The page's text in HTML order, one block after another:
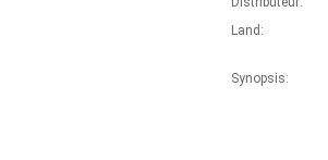
Land:
Synopsis: